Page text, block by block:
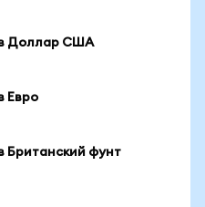
в Доллар США
Евро
Британский фунт